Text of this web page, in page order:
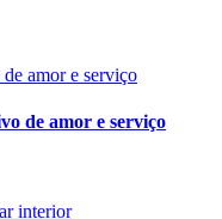
amor e serviço
de amor e serviço
interior